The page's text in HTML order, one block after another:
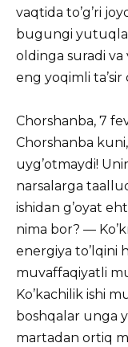
vaqtida to’g’ri
bugungi
oldinga suradi va
eng yoqimli ta’sir
Chorshanba, 7
Chorshanba
uyg’otmaydi!
narsalarga
ishidan g’oyat
nima bor? —
energiya to’lqini
muvaffaqiyatli
Ko’kachilik ishi
boshqalar unga
martadan ortiq